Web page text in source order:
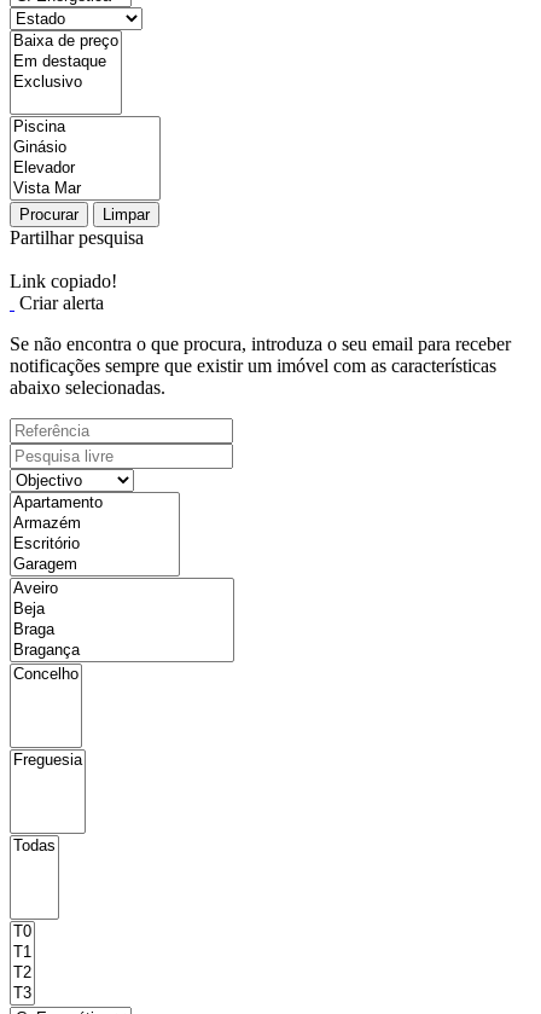
Procurar Limpar
Partilhar pesquisa
Link copiado!
Criar alerta
Se não encontra o que procura, introduza o seu email para receber
notificações sempre que existir um imóvel com as características
abaixo selecionadas.